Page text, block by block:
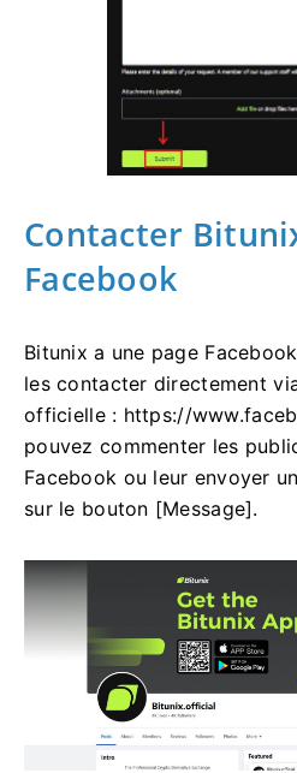
Contacter
Facebook
Bitunix a une page
les contacter directement
officielle : https://
pouvez commenter les
Facebook ou leur envoyer
sur le bouton [Message].